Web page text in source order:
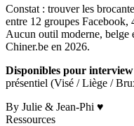
Constat : trouver les
entre 12 groupes Facebook,
Aucun outil moderne, belge
Chiner.be en 2026.
Disponibles pour interview
présentiel (Visé / Liège /
By Julie & Jean-Phi ♥
Ressources